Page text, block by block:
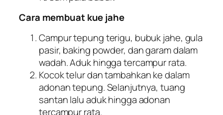
Cara membuat kue jahe
Campur tepung terigu, bubuk jahe, gula
pasir, baking powder, dan garam dalam
wadah. Aduk hingga tercampur rata.
Kocok telur dan tambahkan ke dalam
adonan tepung. Selanjutnya, tuang
santan lalu aduk hingga adonan
tercampur rata.